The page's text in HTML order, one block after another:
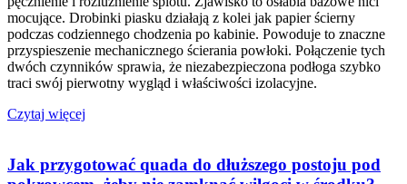
mocujące. Drobinki piasku działają z kolei jak papier ścierny
podczas codziennego chodzenia po kabinie. Powoduje to znaczne
przyspieszenie mechanicznego ścierania powłoki. Połączenie tych
dwóch czynników sprawia, że niezabezpieczona podłoga szybko
traci swój pierwotny wygląd i właściwości izolacyjne.
Czytaj więcej
Jak przygotować quada do dłuższego postoju pod